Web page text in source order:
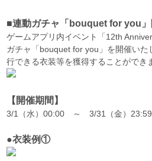
■連動ガチャ「bouquet for you」
ゲームアプリ内イベント「12th
ガチャ「bouquet for you」を開催いた
行できる衣装等を獲得することができ
【開催期間】
3/1（水）00:00 ～ 3/31（金）23:59
●衣装例①